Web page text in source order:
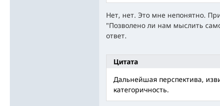
Нет, нет. Это мне непонятно.
"Позволено ли нам мыслить
ответ.
Цитата
Дальнейшая перспектива,
категоричность.